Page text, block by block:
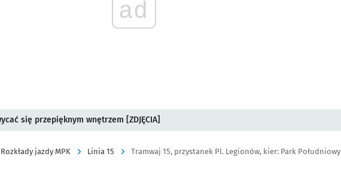
ad
się przepięknym wnętrzem [ZDJĘCIA]
Rozkłady jazdy MPK Linia 15 Tramwaj 15, przystanek Pl. Legionów, kier: Park Południowy